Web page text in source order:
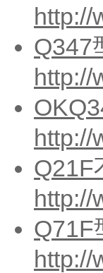
http://
Q347
http://
http://
Q21F
http://
Q71F
http://